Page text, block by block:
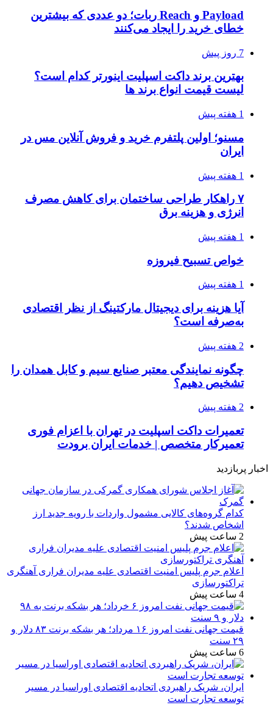
Payload و Reach ربات؛ دو عددی که بیشترین
خطای خرید را ایجاد می‌کنند
7 روز پیش
بهترین برند داکت اسپلیت اینورتر کدام است؟
لیست قیمت انواع برند ها
1 هفته پیش
مسنو؛ اولین پلتفرم خرید و فروش آنلاین مس در
ایران
1 هفته پیش
۷ راهکار طراحی ساختمان برای کاهش مصرف
انرژی و هزینه برق
1 هفته پیش
خواص تسبیح فیروزه
1 هفته پیش
آیا هزینه برای دیجیتال مارکتینگ از نظر اقتصادی
به‌صرفه است؟
2 هفته پیش
چگونه نمایندگی معتبر صنایع سیم و کابل همدان را
تشخیص دهیم؟
2 هفته پیش
تعمیرات داکت اسپلیت در تهران با اعزام فوری
تعمیرکار متخصص | خدمات ایران برودت
اخبار پربازدید
کدام گروه‌های کالایی مشمول واردات با رویه جدید ارز
اشخاص شدند؟
2 ساعت پیش
اعلام جرم پلیس امنیت اقتصادی علیه مدیران فراری آهنگری
تراکتورسازی
4 ساعت پیش
قیمت جهانی نفت امروز ۱۶ مرداد؛ هر بشکه برنت ۸۳ دلار و
۲۹ سنت
6 ساعت پیش
ایران، شریک راهبردی اتحادیه اقتصادی اوراسیا در مسیر
توسعه تجارت است